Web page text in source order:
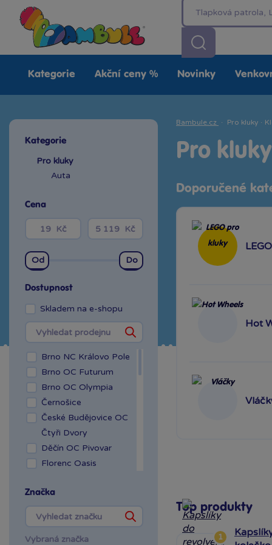
Kategorie Akční ceny % Novinky
Kategorie
Pro kluky
Auta
Cena
Dostupnost
Skladem na e-shopu
Brno NC Královo Pole
Brno OC Futurum
Brno OC Olympia
Černošice
České Budějovice OC
Čtyři Dvory
Děčín OC Pivovar
Florenc Oasis
Kladno OAZA
Liberec Géčko
Liberec OC Nisa
Mladá Boleslav OC
Značka
Vybraná značka
Bambule.cz · Pro kluky ·
Pro
Doporučené
Hot
Top produkty
1